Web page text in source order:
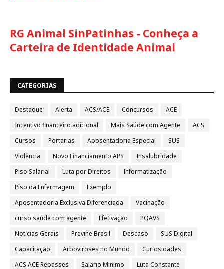
RG Animal SinPatinhas - Conheça a
Carteira de Identidade Animal
CATEGORIAS
Destaque Alerta ACS/ACE Concursos
ACE
Incentivo financeiro adicional
Mais Saúde com Agente
ACS
Cursos
Portarias Aposentadoria Especial
SUS
Violência
Novo Financiamento APS
Insalubridade
Piso Salarial
Luta por Direitos
Informatização
Piso da Enfermagem
Exemplo
Aposentadoria Exclusiva Diferenciada
Vacinação
curso saúde com agente
Efetivação
PQAVS
Notícias Gerais
Previne Brasil Descaso
SUS Digital
Capacitação
Arboviroses no Mundo
Curiosidades
ACS ACE Repasses
Salario Minimo
Luta Constante